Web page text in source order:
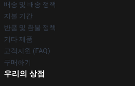
배송 및 배송 정책
지불 기간
반품 및 환불 정책
기타 제품
고객지원 (FAQ)
구매하기
우리의 상점